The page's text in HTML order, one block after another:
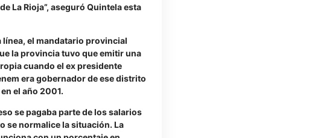
La Rioja”, aseguró Quintela esta
línea, el mandatario provincial
la provincia tuvo que emitir una
cuando el ex presidente
era gobernador de ese distrito
el año 2001.
se pagaba parte de los salarios
se normalice la situación. La